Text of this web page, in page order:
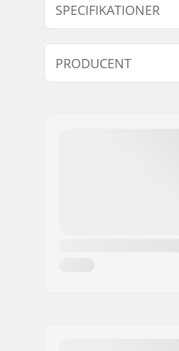
SPECIFIKATIONER
Bedst til:
Flex:
Fodens bredde (mm):
PRODUCENT